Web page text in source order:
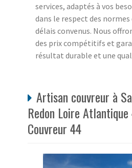
services, adaptés à vos
dans le respect des normes
délais convenus. Nous
des prix compétitifs et
résultat durable et une
Artisan couvreur à
Redon Loire
Couvreur 44